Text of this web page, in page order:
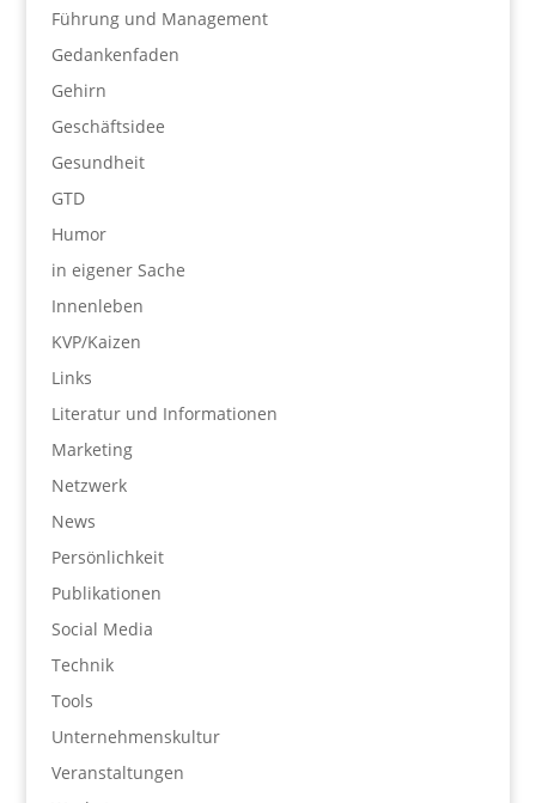
Führung und Management
Gedankenfaden
Gehirn
Geschäftsidee
Gesundheit
GTD
Humor
in eigener Sache
Innenleben
KVP/Kaizen
Links
Literatur und Informationen
Marketing
Netzwerk
News
Persönlichkeit
Publikationen
Social Media
Technik
Tools
Unternehmenskultur
Veranstaltungen